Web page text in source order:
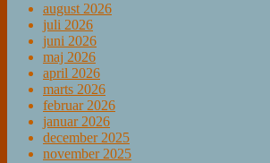
august 2026
juli 2026
juni 2026
maj 2026
april 2026
marts 2026
februar 2026
januar 2026
december 2025
november 2025